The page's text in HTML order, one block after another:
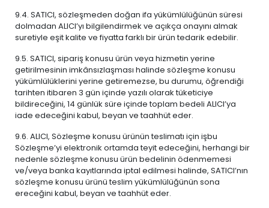
9.4. SATICI, sözleşmeden doğan ifa yükümlülüğünün süresi
dolmadan ALICI’yı bilgilendirmek ve açıkça onayını almak
suretiyle eşit kalite ve fiyatta farklı bir ürün tedarik edebilir.
9.5. SATICI, sipariş konusu ürün veya hizmetin yerine
getirilmesinin imkânsızlaşması halinde sözleşme konusu
yükümlülüklerini yerine getiremezse, bu durumu, öğrendiği
tarihten itibaren 3 gün içinde yazılı olarak tüketiciye
bildireceğini, 14 günlük süre içinde toplam bedeli ALICI’ya
iade edeceğini kabul, beyan ve taahhüt eder.
9.6. ALICI, Sözleşme konusu ürünün teslimatı için işbu
Sözleşme’yi elektronik ortamda teyit edeceğini, herhangi bir
nedenle sözleşme konusu ürün bedelinin ödenmemesi
ve/veya banka kayıtlarında iptal edilmesi halinde, SATICI’nın
sözleşme konusu ürünü teslim yükümlülüğünün sona
ereceğini kabul, beyan ve taahhüt eder.